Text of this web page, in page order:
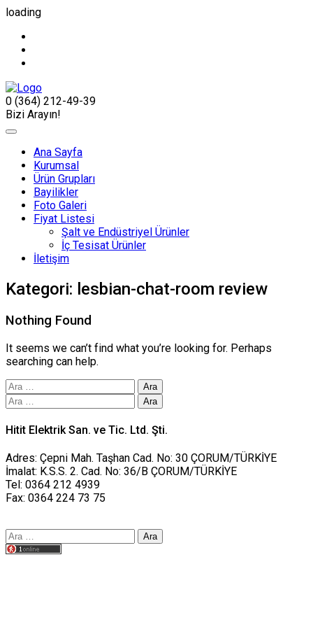
loading
0 (364) 212-49-39
Bizi Arayın!
Ana Sayfa
Kurumsal
Ürün Grupları
Bayilikler
Foto Galeri
Fiyat Listesi
Şalt ve Endüstriyel Ürünler
İç Tesisat Ürünler
İletişim
Kategori: lesbian-chat-room review
Nothing Found
It seems we can’t find what you’re looking for. Perhaps
searching can help.
Arama:
Arama:
Hitit Elektrik San. ve Tic. Ltd. Şti.
Adres: Çepni Mah. Taşhan Cad. No: 30 ÇORUM/TÜRKİYE
İmalat: K.S.S. 2. Cad. No: 36/B ÇORUM/TÜRKİYE
Tel: 0364 212 4939
Fax: 0364 224 73 75
Arama: